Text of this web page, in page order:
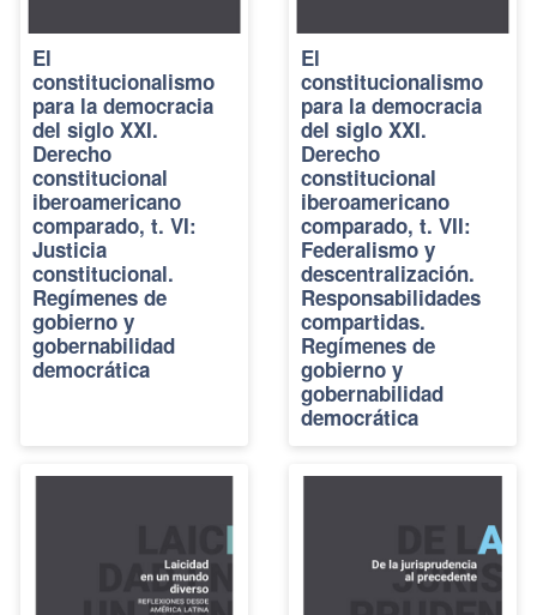
El
constitucionalismo
para la democracia
del siglo XXI.
Derecho
constitucional
iberoamericano
comparado, t. VI:
Justicia
constitucional.
Regímenes de
gobierno y
gobernabilidad
democrática
El
constitucionalismo
para la democracia
del siglo XXI.
Derecho
constitucional
iberoamericano
comparado, t. VII:
Federalismo y
descentralización.
Responsabilidades
compartidas.
Regímenes de
gobierno y
gobernabilidad
democrática